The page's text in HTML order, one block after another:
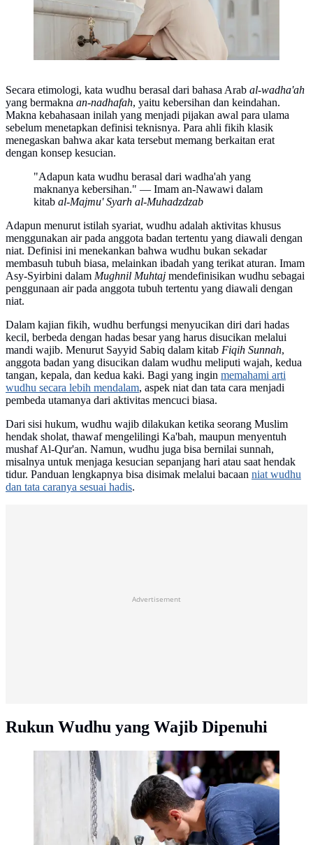
Secara etimologi, kata wudhu berasal dari bahasa Arab al-wadha'ah
yang bermakna an-nadhafah, yaitu kebersihan dan keindahan.
Makna kebahasaan inilah yang menjadi pijakan awal para ulama
sebelum menetapkan definisi teknisnya. Para ahli fikih klasik
menegaskan bahwa akar kata tersebut memang berkaitan erat
dengan konsep kesucian.
"Adapun kata wudhu berasal dari wadha'ah yang
maknanya kebersihan." — Imam an-Nawawi dalam
kitab al-Majmu' Syarh al-Muhadzdzab
Adapun menurut istilah syariat, wudhu adalah aktivitas khusus
menggunakan air pada anggota badan tertentu yang diawali dengan
niat. Definisi ini menekankan bahwa wudhu bukan sekadar
membasuh tubuh biasa, melainkan ibadah yang terikat aturan. Imam
Asy-Syirbini dalam Mughnil Muhtaj mendefinisikan wudhu sebagai
penggunaan air pada anggota tubuh tertentu yang diawali dengan
niat.
Dalam kajian fikih, wudhu berfungsi menyucikan diri dari hadas
kecil, berbeda dengan hadas besar yang harus disucikan melalui
mandi wajib. Menurut Sayyid Sabiq dalam kitab Fiqih Sunnah,
anggota badan yang disucikan dalam wudhu meliputi wajah, kedua
tangan, kepala, dan kedua kaki. Bagi yang ingin memahami arti
wudhu secara lebih mendalam, aspek niat dan tata cara menjadi
pembeda utamanya dari aktivitas mencuci biasa.
Dari sisi hukum, wudhu wajib dilakukan ketika seorang Muslim
hendak sholat, thawaf mengelilingi Ka'bah, maupun menyentuh
mushaf Al-Qur'an. Namun, wudhu juga bisa bernilai sunnah,
misalnya untuk menjaga kesucian sepanjang hari atau saat hendak
tidur. Panduan lengkapnya bisa disimak melalui bacaan niat wudhu
dan tata caranya sesuai hadis.
Advertisement
Rukun Wudhu yang Wajib Dipenuhi